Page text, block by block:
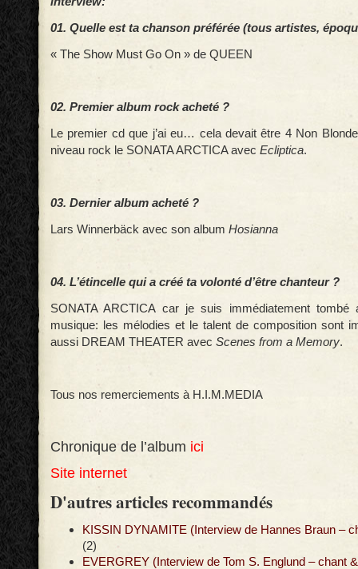
01. Quelle est ta chanson préférée (tous artistes,
« The Show Must Go On » de QUEEN
02. Premier album rock acheté ?
Le premier cd que j’ai eu… cela devait être 4 Non
niveau rock le SONATA ARCTICA avec Ecliptica.
03. Dernier album acheté ?
Lars Winnerbäck avec son album Hosianna
04. L’étincelle qui a créé ta volonté d’être chanteur ?
SONATA ARCTICA car je suis immédiatement tombé
musique: les mélodies et le talent de composition sont
aussi DREAM THEATER avec Scenes from a Memory.
Tous nos remerciements à H.I.M.MEDIA
Chronique de l’album ici
Site internet
D'autres articles recommandés
KISSIN DYNAMITE (Interview de Hannes Braun –
(2)
EVERGREY (Interview de Tom S. Englund – chant